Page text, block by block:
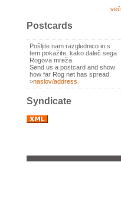
več
Postcards
Pošljite nam razglednico in s
tem pokažite, kako daleč sega
Rogova mreža.
Send us a postcard and show
how far Rog net has spread.
>naslov/address
Syndicate